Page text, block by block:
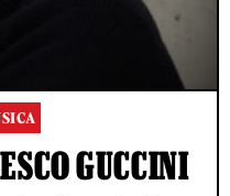
GUCCINI